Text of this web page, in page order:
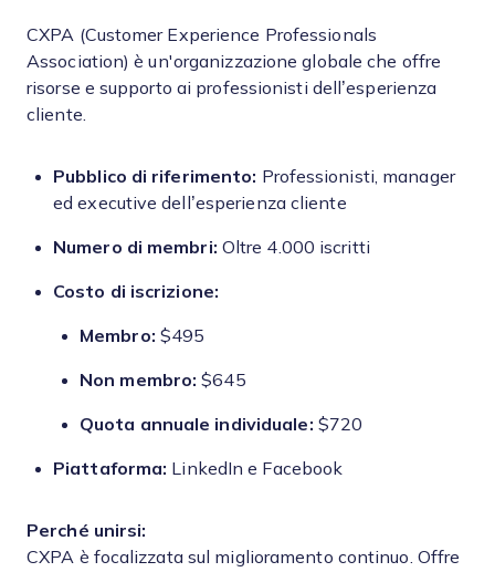
CXPA (Customer Experience Professionals
Association) è un'organizzazione globale che offre
risorse e supporto ai professionisti dell’esperienza
cliente.
Pubblico di riferimento: Professionisti, manager
ed executive dell’esperienza cliente
Numero di membri: Oltre 4.000 iscritti
Costo di iscrizione:
Membro: $495
Non membro: $645
Quota annuale individuale: $720
Piattaforma: LinkedIn e Facebook
Perché unirsi:
CXPA è focalizzata sul miglioramento continuo. Offre